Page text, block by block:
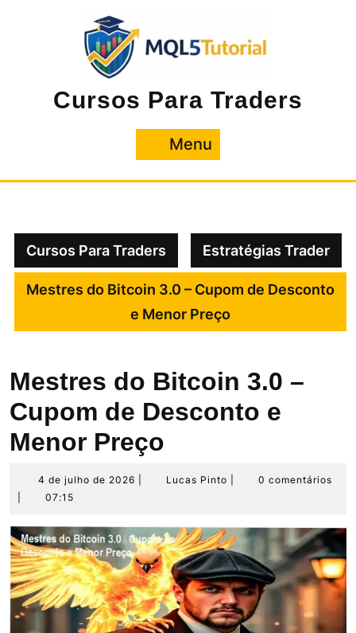
Cursos Para Traders
Menu
Cursos Para Traders Estratégias Trader
Mestres do Bitcoin 3.0 – Cupom de Desconto
e Menor Preço
Mestres do Bitcoin 3.0 –
Cupom de Desconto e
Menor Preço
4 de julho de 2026
de
2026
Lucas Pinto
Lucas0 comentários
07:15